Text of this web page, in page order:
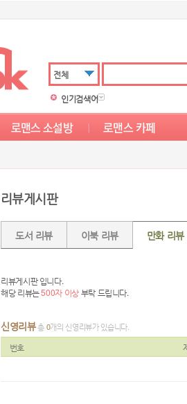
전체
인기검색어
리뷰게시판
도서 리뷰 이북 리뷰 만화 리뷰
리뷰게시판 입니다.
해당 리뷰는500자 이상부탁 드립니다.
신영리뷰총0개의 신영리뷰가 있습니다.
번호